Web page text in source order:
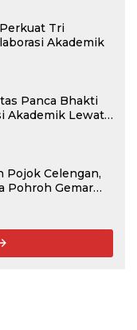
Tri
Akademik
Panca Bhakti
Akademik Lewat
Pojok Celengan,
Pohroh Gemar